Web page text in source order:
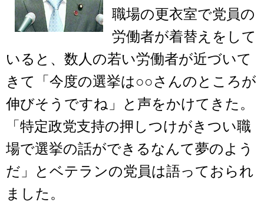
職場の更衣室で党員の
労働者が着替えをして
いると、数人の若い労働者が近づいて
きて「今度の選挙は○○さんのところが
伸びそうですね」と声をかけてきた。
「特定政党支持の押しつけがきつい職
場で選挙の話ができるなんて夢のよう
だ」とベテランの党員は語っておられ
ました。